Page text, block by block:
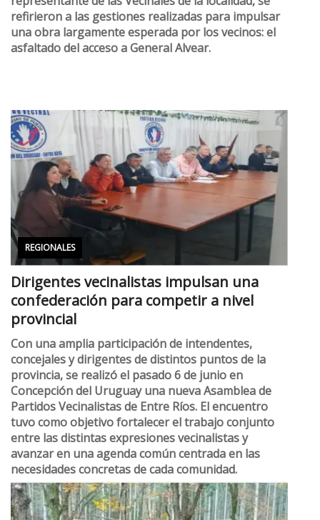
representante de las Vecinales de la localidad, se
refirieron a las gestiones realizadas para impulsar
una obra largamente esperada por los vecinos: el
asfaltado del acceso a General Alvear.
REGIONALES
Dirigentes vecinalistas impulsan una
confederación para competir a nivel
provincial
Con una amplia participación de intendentes,
concejales y dirigentes de distintos puntos de la
provincia, se realizó el pasado 6 de junio en
Concepción del Uruguay una nueva Asamblea de
Partidos Vecinalistas de Entre Ríos. El encuentro
tuvo como objetivo fortalecer el trabajo conjunto
entre las distintas expresiones vecinalistas y
avanzar en una agenda común centrada en las
necesidades concretas de cada comunidad.